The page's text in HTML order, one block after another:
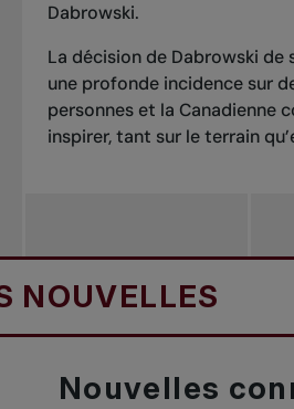
Dabrowski.
La décision de Dabrowski de
une profonde incidence sur
personnes et la Canadienne
inspirer, tant sur le terrain
Nouvelles